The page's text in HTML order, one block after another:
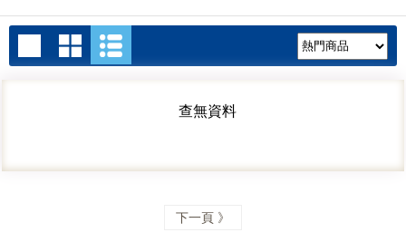
查無資料
下一頁 》